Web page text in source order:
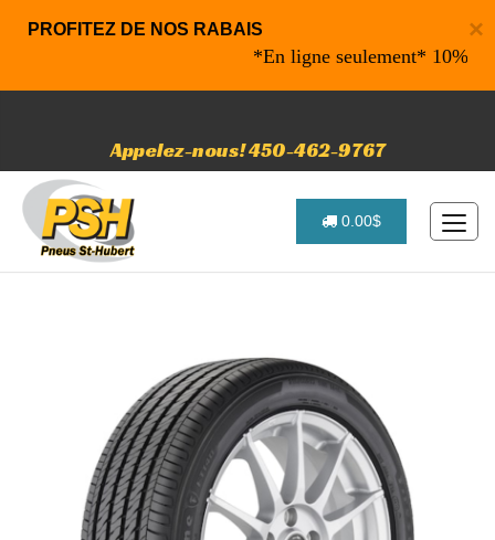
×
PROFITEZ DE NOS RABAIS
*En ligne seulement* 10% de
Appelez-nous! 450-462-9767
0.00$